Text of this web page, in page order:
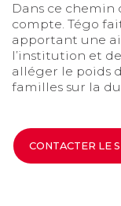
Dans ce chemin
compte. Tégo
apportant une
l’institution et
alléger le poids
familles sur la
CONTACTER LE